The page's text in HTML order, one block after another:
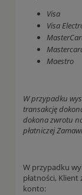
Visa
Visa
Maestro
W przypadku
transakcję
dokona zwrotu
płatniczej
W przypadku
płatności, Klient
konto: